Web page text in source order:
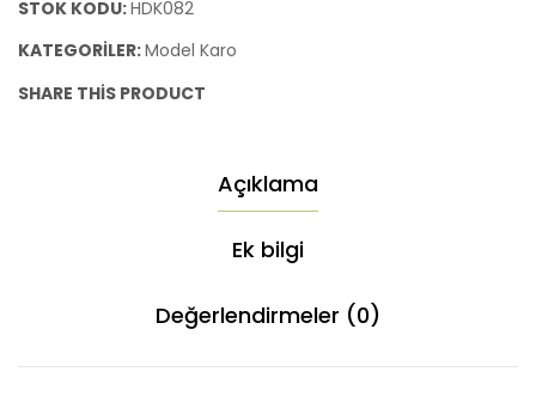
STOK KODU:HDK082
KATEGORILER:Model Karo
SHARE THIS PRODUCT
Açıklama
Ek bilgi
Değerlendirmeler (0)